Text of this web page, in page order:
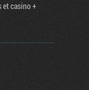
et casino +